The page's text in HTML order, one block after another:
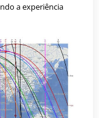
a experiência